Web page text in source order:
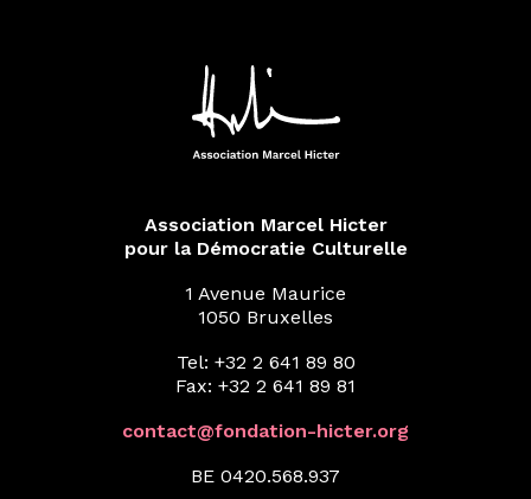
Association Marcel Hicter
pour la Démocratie Culturelle
1 Avenue Maurice
1050 Bruxelles
Tel: +32 2 641 89 80
Fax: +32 2 641 89 81
contact@fondation-hicter.org
BE 0420.568.937